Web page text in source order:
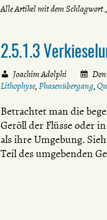
Alle Artikel mit dem Schlagwort
2.5.1.3
Joachim Adolphi
Lithophyse, Phasenübergang,
Betrachtet man die
Geröll der Flüsse oder
als ihre Umgebung.
Teil des umgebenden